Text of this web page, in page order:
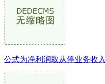
公式为净利润取从停业务收入